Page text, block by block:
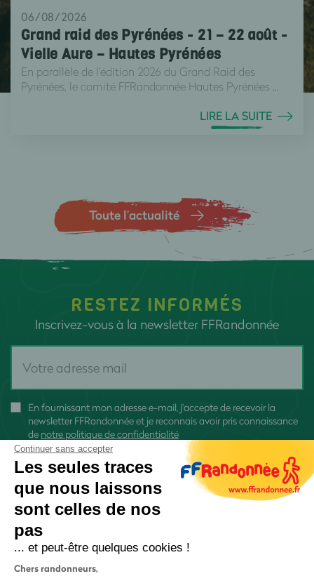
06/08/2026
Grand raid des Pyrénées - 21 – 22 août -
Vielle Aure – Hautes Pyrénées
En parallèle de l'édition 2026 du Grand Raid des
Pyrénées, le comité FFRandonnée Hautes Pyrénées ...
LIRE LA SUITE
Toute l’actualité
RESTEZ INFORMÉS
Inscrivez-vous à la newsletter FFRandonnée
En fournissant mon adresse e-mail, j'accepte de recevoir la
newsletter FFRandonnée et je reconnais avoir pris connaissance
de notre politique de confidentialité
Continuer sans accepter
Les seules traces
que nous laissons
sont celles de nos
pas
... et peut-être quelques cookies !
Chers randonneurs,